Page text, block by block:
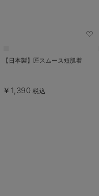
【日本製】匠スムース短肌着
￥1,390 税込